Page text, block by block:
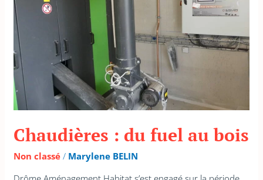
Chaudières : du fuel au bois
Non classé / Marylene BELIN
bois